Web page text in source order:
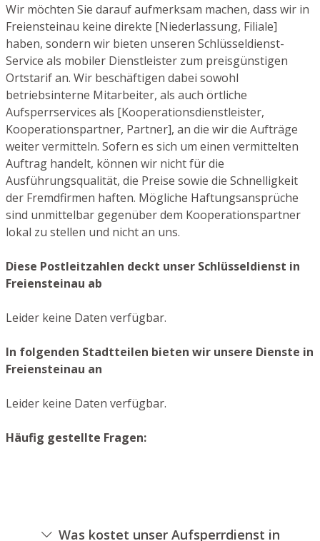
Wir möchten Sie darauf aufmerksam machen, dass wir in
Freiensteinau keine direkte [Niederlassung, Filiale]
haben, sondern wir bieten unseren Schlüsseldienst-
Service als mobiler Dienstleister zum preisgünstigen
Ortstarif an. Wir beschäftigen dabei sowohl
betriebsinterne Mitarbeiter, als auch örtliche
Aufsperrservices als [Kooperationsdienstleister,
Kooperationspartner, Partner], an die wir die Aufträge
weiter vermitteln. Sofern es sich um einen vermittelten
Auftrag handelt, können wir nicht für die
Ausführungsqualität, die Preise sowie die Schnelligkeit
der Fremdfirmen haften. Mögliche Haftungsansprüche
sind unmittelbar gegenüber dem Kooperationspartner
lokal zu stellen und nicht an uns.
Diese Postleitzahlen deckt unser Schlüsseldienst in
Freiensteinau ab
Leider keine Daten verfügbar.
In folgenden Stadtteilen bieten wir unsere Dienste in
Freiensteinau an
Leider keine Daten verfügbar.
Häufig gestellte Fragen:
Was kostet unser Aufsperrdienst in